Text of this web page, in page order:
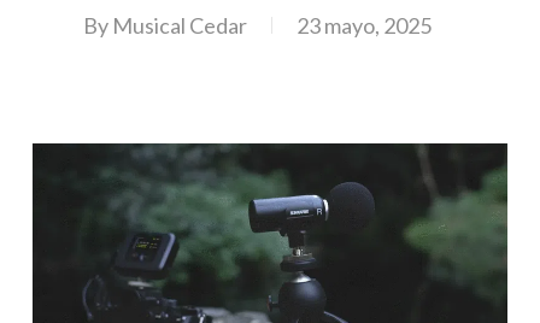
By Musical Cedar 23 mayo, 2025